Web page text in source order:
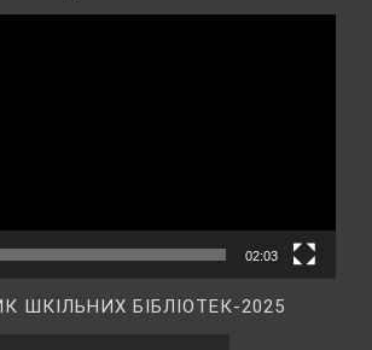
02:03
ШКІЛЬНИХ БІБЛІОТЕК-2025